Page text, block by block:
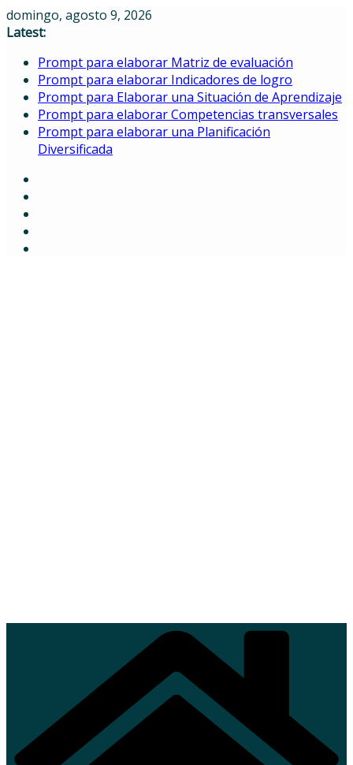
Skip
to
domingo, agosto 9, 2026
Latest:
Prompt para elaborar Matriz de evaluación
Prompt para elaborar Indicadores de logro
Prompt para Elaborar una Situación de Aprendizaje
Prompt para elaborar Competencias transversales
Prompt para elaborar una Planificación
Diversificada